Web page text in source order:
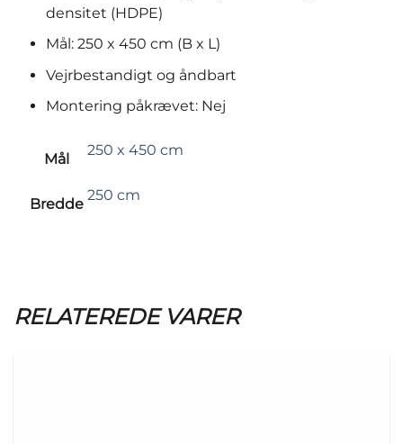
densitet (HDPE)
Mål: 250 x 450 cm (B x L)
Vejrbestandigt og åndbart
Montering påkrævet: Nej
Mål
250 x 450 cm
Bredde
250 cm
RELATEREDE VARER